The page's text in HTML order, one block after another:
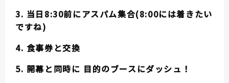
3. 当日8:30前にアスパム集合(8:00には着きたい
ですね)
4. 食事券と交換
5. 開幕と同時に 目的のブースにダッシュ！